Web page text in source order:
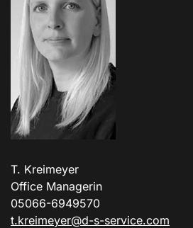
T. Kreimeyer
Office Managerin
05066-6949570
t.kreimeyer@d-s-service.com